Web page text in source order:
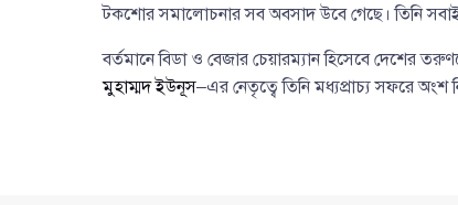
টকশোর সমালোচনার সব অবসাদ উবে গেছে। তিনি
বর্তমানে বিডা ও বেজার চেয়ারম্যান হিসেবে দেশের
মুহাম্মদ ইউনূস–এর নেতৃত্বে তিনি মধ্যপ্রাচ্য সফরে অংশ